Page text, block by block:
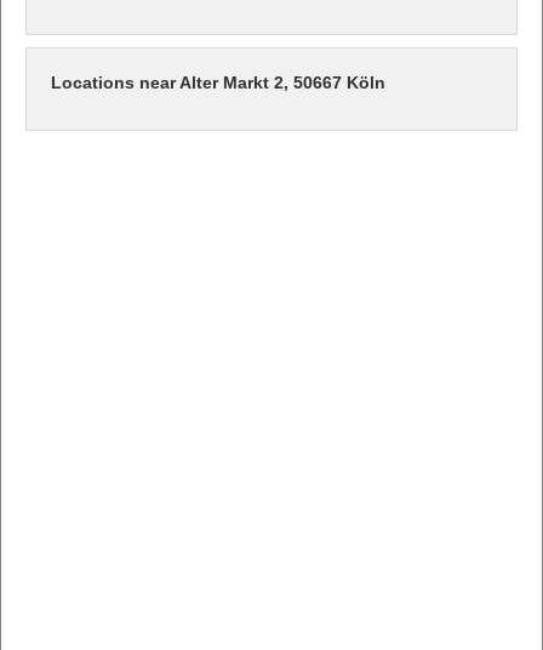
Locations near Alter Markt 2, 50667 Köln